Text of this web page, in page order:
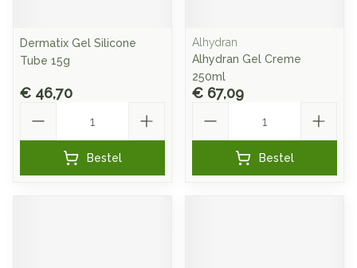
Dermatix Gel Silicone
Tube 15g
€ 46,70
Bestel
Alhydran
Alhydran Gel Creme
250ml
€ 67,09
Bestel